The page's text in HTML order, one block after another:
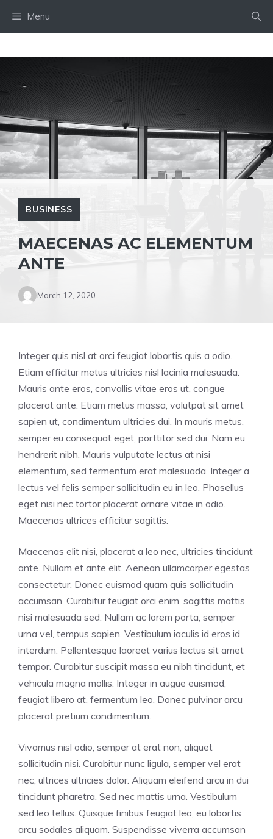
Menu
BUSINESS
MAECENAS AC ELEMENTUM
ANTE
March 12, 2020
Integer quis nisl at orci feugiat lobortis quis a odio.
Etiam efficitur metus ultricies nisl lacinia malesuada.
Mauris ante eros, convallis vitae eros ut, congue
placerat ante. Etiam metus massa, volutpat sit amet
sapien ut, condimentum ultricies dui. In mauris metus,
semper eu consequat eget, porttitor sed dui. Nam eu
hendrerit nibh. Mauris vulputate lectus at nisi
elementum, sed fermentum erat malesuada. Integer a
lectus vel felis semper sollicitudin eu in leo. Phasellus
eget nisi nec tortor placerat ornare vitae in odio.
Maecenas ultrices efficitur sagittis.
Maecenas elit nisi, placerat a leo nec, ultricies tincidunt
ante. Nullam et ante elit. Aenean ullamcorper egestas
consectetur. Donec euismod quam quis sollicitudin
accumsan. Curabitur feugiat orci enim, sagittis mattis
nisi malesuada sed. Nullam ac lorem porta, semper
urna vel, tempus sapien. Vestibulum iaculis id eros id
interdum. Pellentesque laoreet varius lectus sit amet
tempor. Curabitur suscipit massa eu nibh tincidunt, et
vehicula magna mollis. Integer in augue euismod,
feugiat libero at, fermentum leo. Donec pulvinar arcu
placerat pretium condimentum.
Vivamus nisl odio, semper at erat non, aliquet
sollicitudin nisi. Curabitur nunc ligula, semper vel erat
nec, ultrices ultricies dolor. Aliquam eleifend arcu in dui
tincidunt pharetra. Sed nec mattis urna. Vestibulum
sed leo tellus. Quisque finibus feugiat leo, eu lobortis
arcu sodales aliquam. Suspendisse viverra accumsan